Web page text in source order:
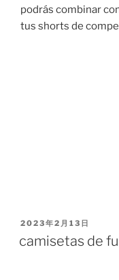
podrás combinar
tus shorts de
PUBLICADO
2023年2月13日
camisetas de